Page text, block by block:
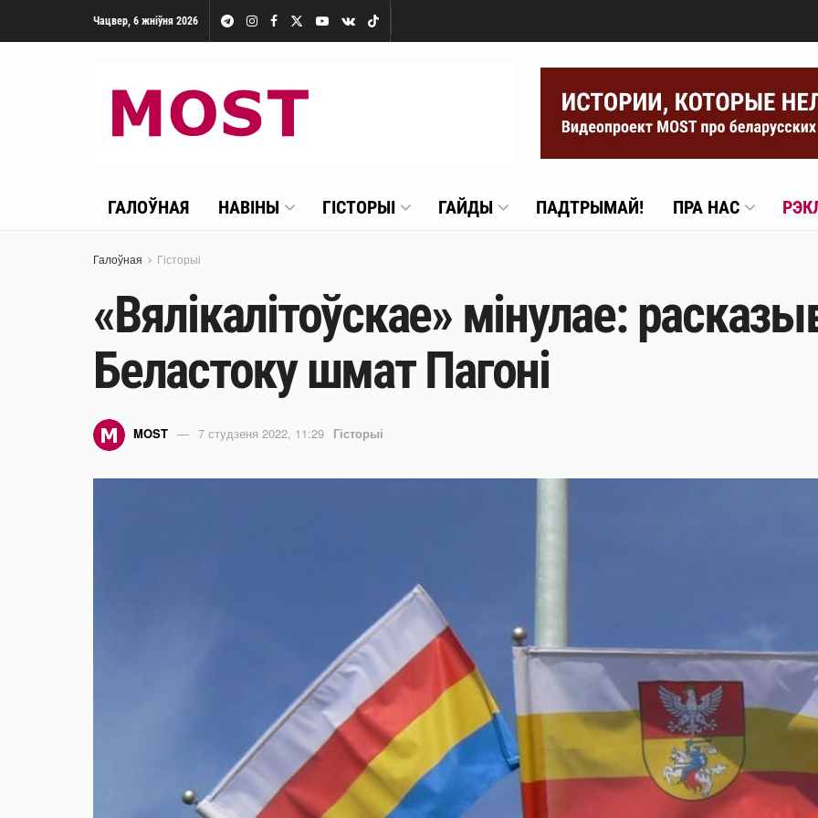
Чацвер, 6 жніўня 2026
ГАЛОЎНАЯ НАВІНЫ ГІСТОРЫІ ГАЙДЫ ПАДТРЫМАЙ! ПРА НАС
Галоўная Гісторыі
«Вялікалітоўскае» мінулае:
Беластоку шмат Пагоні
MOST 7 студзеня 2022, 11:29 Гісторыі